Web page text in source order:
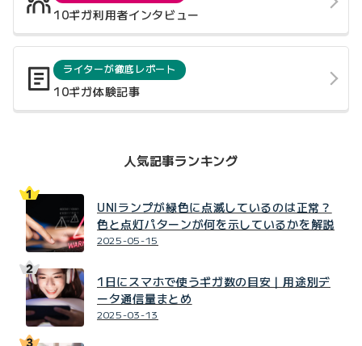
10ギガ利用者インタビュー
ライターが徹底レポート
10ギガ体験記事
人気記事ランキング
UNIランプが緑色に点滅しているのは正常？
色と点灯パターンが何を示しているかを解説
2025-05-15
1日にスマホで使うギガ数の目安｜用途別デ
ータ通信量まとめ
2025-03-13